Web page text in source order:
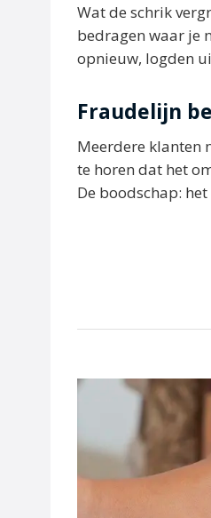
Wat de schrik
bedragen waar je
opnieuw, logden
Fraudelijn
Meerdere klanten
te horen dat het
De boodschap: